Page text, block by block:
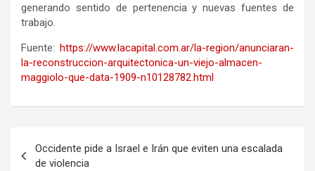
generando sentido de pertenencia y nuevas fuentes de
trabajo.
Fuente: https://www.lacapital.com.ar/la-region/anunciaran-
la-reconstruccion-arquitectonica-un-viejo-almacen-
maggiolo-que-data-1909-n10128782.html
de
Occidente pide a Israel e Irán que eviten una escalada
de violencia